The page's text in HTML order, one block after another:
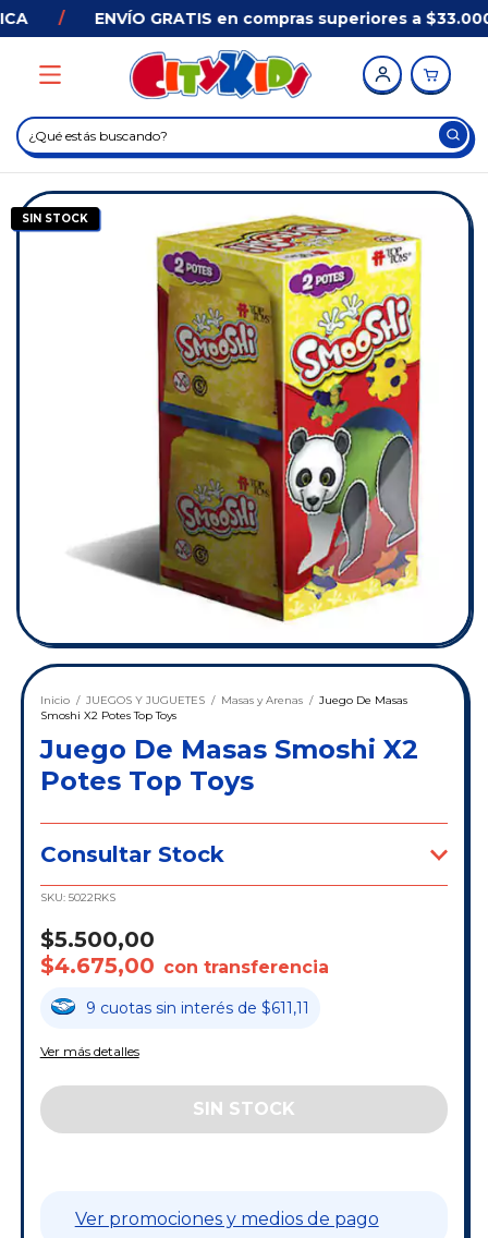
ENVÍO GRATIS en compras superiores a $33.000
SIN STOCK
Inicio / JUEGOS Y JUGUETES / Masas y Arenas / Juego De Masas
Smoshi X2 Potes Top Toys
Juego De Masas Smoshi X2
Potes Top Toys
Consultar Stock
SKU: 5022RKS
$5.500,00
$4.675,00 con transferencia
9 cuotas sin interés de $611,11
Ver más detalles
Ver promociones y medios de pago